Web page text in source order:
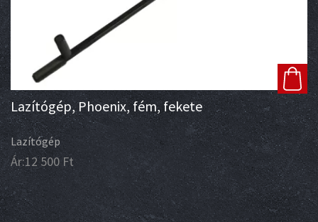
Lazítógép, Phoenix, fém, fekete
Lazítógép
Ár:12 500 Ft